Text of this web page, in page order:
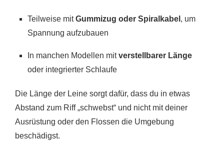
Teilweise mitGummizug oder Spiralkabel , um
Spannung aufzubauen
In manchen Modellen mitverstellbarer Länge
oder integrierter Schlaufe
Die Länge der Leine sorgt dafür, dass du in etwas
Abstand zum Riff „schwebst“ und nicht mit deiner
Ausrüstung oder den Flossen die Umgebung
beschädigst.